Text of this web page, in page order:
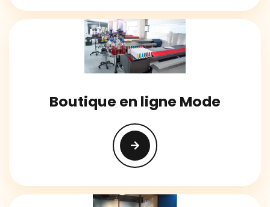
Boutique en ligne Mode